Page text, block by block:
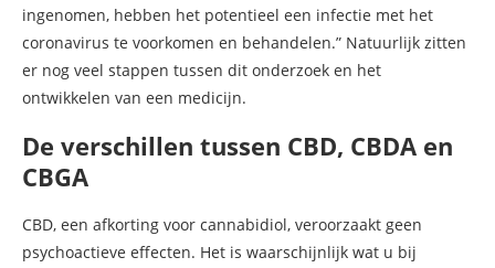
ingenomen, hebben het potentieel een infectie met het
coronavirus te voorkomen en behandelen.” Natuurlijk zitten
er nog veel stappen tussen dit onderzoek en het
ontwikkelen van een medicijn.
De verschillen tussen CBD, CBDA en
CBGA
CBD, een afkorting voor cannabidiol, veroorzaakt geen
psychoactieve effecten. Het is waarschijnlijk wat u bij